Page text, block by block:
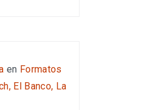
en Formatos
El Banco, La